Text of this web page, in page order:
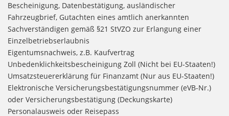
Bescheinigung, Datenbestätigung, ausländischer
Fahrzeugbrief, Gutachten eines amtlich anerkannten
Sachverständigen gemäß §21 StVZO zur Erlangung einer
Einzelbetriebserlaubnis
Eigentumsnachweis, z.B. Kaufvertrag
Unbedenklichkeitsbescheinigung Zoll (Nicht bei EU-Staaten!)
Umsatzsteuererklärung für Finanzamt (Nur aus EU-Staaten!)
Elektronische Versicherungsbestätigungsnummer (eVB-Nr.)
oder Versicherungsbestätigung (Deckungskarte)
Personalausweis oder Reisepass